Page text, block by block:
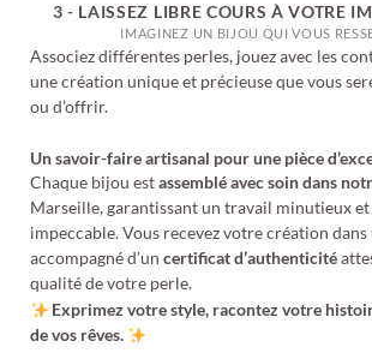
3 - LAISSEZ LIBRE COURS À VOTRE
IMAGINEZ UN BIJOU QUI VOUS
Associez différentes perles, jouez avec les
une création unique et précieuse que vous
ou d’offrir.
Un savoir-faire artisanal pour une pièce
Chaque bijou estassemblé avec soin dans
Marseille, garantissant un travail minutieux
impeccable. Vous recevez votre création
accompagné d’un certificat d’authenticité
qualité de votre perle.
Exprimez votre style, racontez votre
de vos rêves.